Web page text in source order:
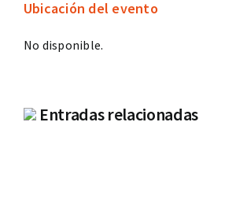
Ubicación del evento
No disponible.
Entradas relacionadas